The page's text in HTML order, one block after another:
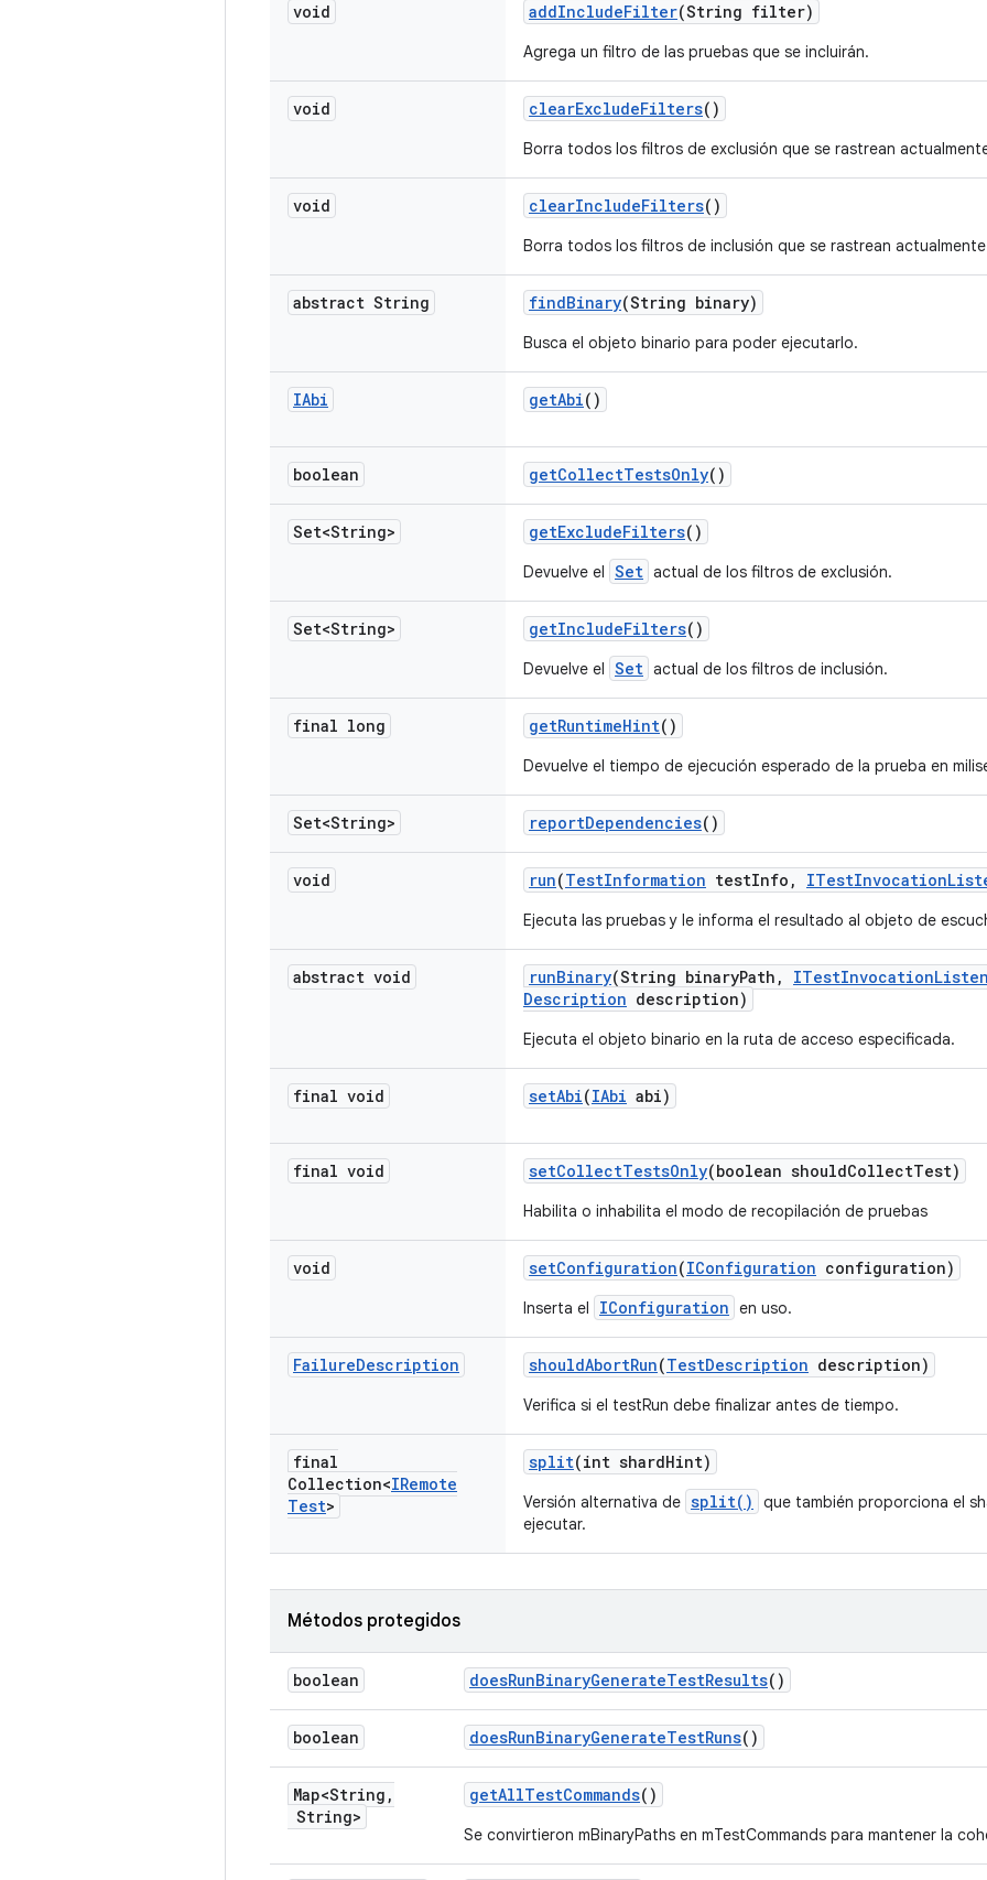
void addIncludeFilter(String filter)
Agrega un filtro de las pruebas que se incluirán.
void clearExcludeFilters()
Borra todos los filtros de exclusión que se rastrean
void clearIncludeFilters()
Borra todos los filtros de inclusión que se rastrean
abstract String findBinary(String binary)
Busca el objeto binario para poder ejecutarlo.
IAbi getAbi()
boolean getCollectTestsOnly()
Set<String> getExcludeFilters()
Devuelve el Set actual de los filtros de exclusión.
Set<String> getIncludeFilters()
Devuelve el Set actual de los filtros de inclusión.
final long getRuntimeHint()
Devuelve el tiempo de ejecución esperado de la prueba en
Set<String> reportDependencies()
void run(TestInformation testInfo , ITestInvocation
Ejecuta las pruebas y le informa el resultado al objeto de
abstract void runBinary(String binaryPath , ITestInvocation
Description description)
Ejecuta el objeto binario en la ruta de acceso especificada.
final void setAbi(IAbi abi)
final void setCollectTestsOnly(boolean shouldCollectTest)
Habilita o inhabilita el modo de recopilación de pruebas
void setConfiguration(IConfiguration configuration)
Inserta el IConfiguration en uso.
FailureDescription shouldAbortRun(TestDescription description)
Verifica si el testRun debe finalizar antes de tiempo.
final
Collection<IRemote
Test>
split(int shardHint)
Versión alternativa de split()
que también proporciona el
ejecutar.
Métodos protegidos
boolean doesRunBinaryGenerateTestResults()
boolean doesRunBinaryGenerateTestRuns()
Map<String ,
String>
getAllTestCommands()
Se convirtieron mBinaryPaths en mTestCommands para mantener la